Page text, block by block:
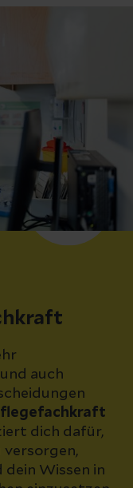
auch
dich dafür,
versorgen,
dein Wissen in